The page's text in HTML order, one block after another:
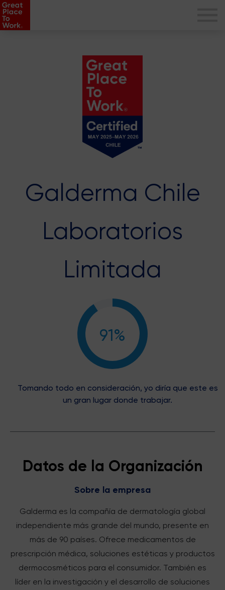
Galderma Chile
Laboratorios
Limitada
91%
Tomando todo en consideración, yo diría que este es
un gran lugar donde trabajar.
Datos de la Organización
Sobre la empresa
Galderma es la compañía de dermatología global
independiente más grande del mundo, presente en
más de 90 países. Ofrece medicamentos de
prescripción médica, soluciones estéticas y productos
dermocosméticos para el consumidor. También es
líder en la investigación y el desarrollo de soluciones